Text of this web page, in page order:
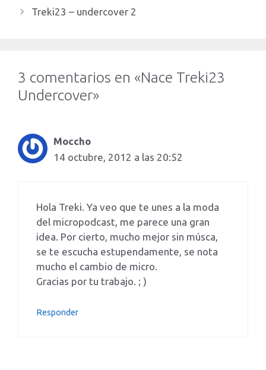
Treki23 – undercover 2
3 comentarios en «Nace Treki23
Undercover»
Moccho
14 octubre, 2012 a las 20:52
Hola Treki. Ya veo que te unes a la moda
del micropodcast, me parece una gran
idea. Por cierto, mucho mejor sin músca,
se te escucha estupendamente, se nota
mucho el cambio de micro.
Gracias por tu trabajo. ; )
Responder